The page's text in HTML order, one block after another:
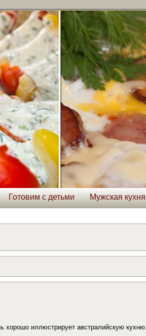
Готовим с детьми Мужская кухня
хорошо иллюстрирует австралийскую кухню.